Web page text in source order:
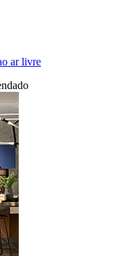
ar livre